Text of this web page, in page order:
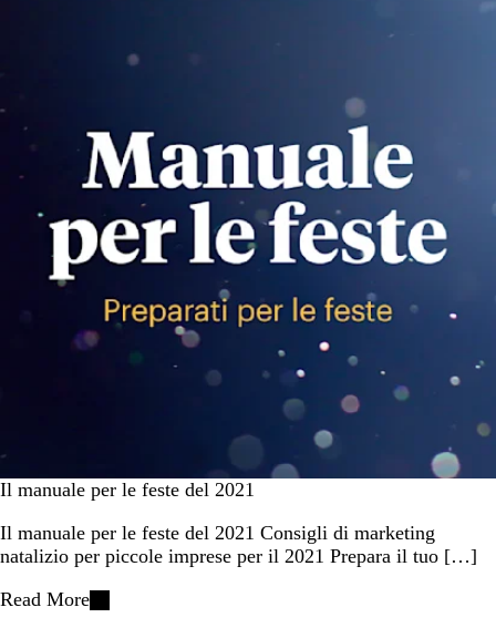
Il manuale per le feste del 2021
Il manuale per le feste del 2021 Consigli di marketing
natalizio per piccole imprese per il 2021 Prepara il tuo […]
Read More